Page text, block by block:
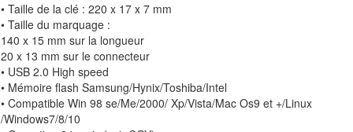
• Taille de la clé : 220 x 17 x 7 mm
• Taille du marquage :
140 x 15 mm sur la longueur
20 x 13 mm sur le connecteur
• USB 2.0 High speed
• Mémoire flash Samsung/Hynix/Toshiba/Intel
• Compatible Win 98 se/Me/2000/ Xp/Vista/Mac Os9 et +/Linux
/Windows7/8/10